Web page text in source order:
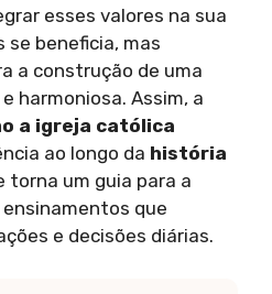
esses valores na sua
se beneficia, mas
a construção de uma
harmoniosa. Assim, a
a igreja católica
ao longo da história
torna um guia para a
que
e decisões diárias.